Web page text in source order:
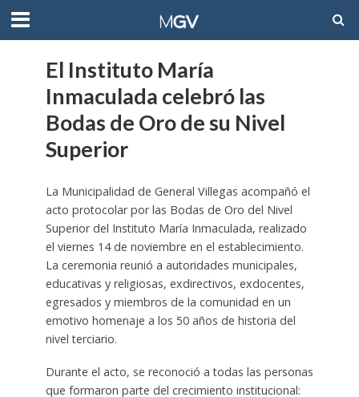
El Instituto María
Inmaculada celebró las
Bodas de Oro de su Nivel
Superior
La Municipalidad de General Villegas acompañó el
acto protocolar por las Bodas de Oro del Nivel
Superior del Instituto María Inmaculada, realizado
el viernes 14 de noviembre en el establecimiento.
La ceremonia reunió a autoridades municipales,
educativas y religiosas, exdirectivos, exdocentes,
egresados y miembros de la comunidad en un
emotivo homenaje a los 50 años de historia del
nivel terciario.
Durante el acto, se reconoció a todas las personas
que formaron parte del crecimiento institucional: